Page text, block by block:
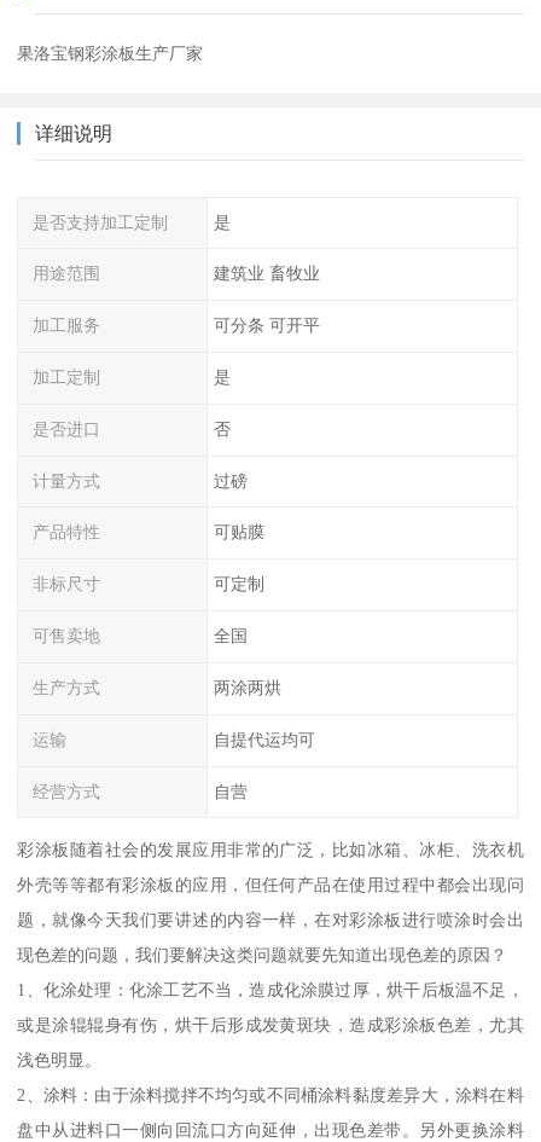
果洛宝钢彩涂板生产厂家
详细说明
是否支持加工定制 是
用途范围 建筑业 畜牧业
加工服务 可分条 可开平
加工定制 是
是否进口 否
计量方式 过磅
产品特性 可贴膜
非标尺寸 可定制
可售卖地 全国
生产方式 两涂两烘
运输 自提代运均可
经营方式 自营
彩涂板随着社会的发展应用非常的广泛，比如冰箱、冰柜、洗衣机
外壳等等都有彩涂板的应用，但任何产品在使用过程中都会出现问
题，就像今天我们要讲述的内容一样，在对彩涂板进行喷涂时会出
现色差的问题，我们要解决这类问题就要先知道出现色差的原因？
1、化涂处理：化涂工艺不当，造成化涂膜过厚，烘干后板温不足，
或是涂辊辊身有伤，烘干后形成发黄斑块，造成彩涂板色差，尤其
浅色明显。
2、涂料：由于涂料搅拌不均匀或不同桶涂料黏度差异大，涂料在料
盘中从进料口一侧向回流口方向延伸，出现色差带。另外更换涂料